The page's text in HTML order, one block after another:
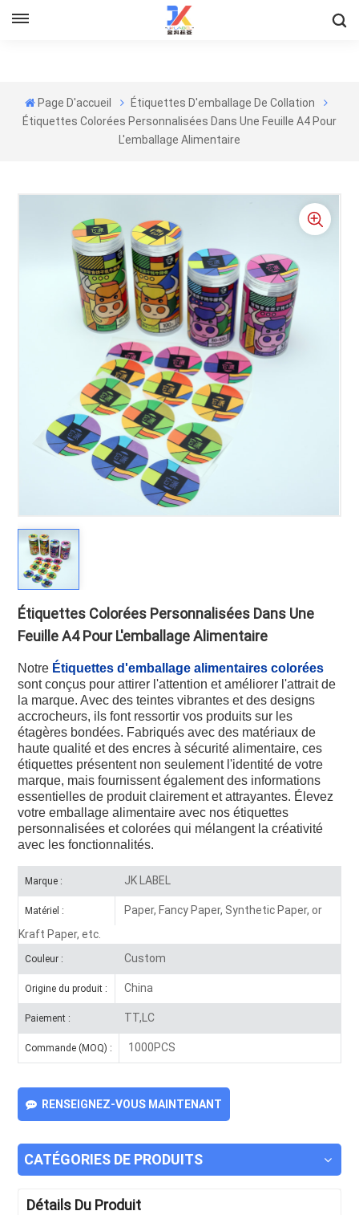
Page D'accueil
Étiquettes D'emballage De Collation
Étiquettes Colorées Personnalisées Dans Une Feuille A4 Pour
L'emballage Alimentaire
Étiquettes Colorées Personnalisées Dans Une
Feuille A4 Pour L'emballage Alimentaire
Notre Étiquettes d'emballage alimentaires colorées
sont conçus pour attirer l'attention et améliorer l'attrait de
la marque. Avec des teintes vibrantes et des designs
accrocheurs, ils font ressortir vos produits sur les
étagères bondées. Fabriqués avec des matériaux de
haute qualité et des encres à sécurité alimentaire, ces
étiquettes présentent non seulement l'identité de votre
marque, mais fournissent également des informations
essentielles de produit clairement et attrayantes. Élevez
votre emballage alimentaire avec nos étiquettes
personnalisées et colorées qui mélangent la créativité
avec les fonctionnalités.
Marque : JK LABEL
Matériel :
Paper, Fancy Paper, Synthetic Paper, or
Kraft Paper, etc.
Couleur : Custom
Origine du produit : China
Paiement : TT,LC
Commande (MOQ) : 1000PCS
RENSEIGNEZ-VOUS MAINTENANT
CATÉGORIES DE PRODUITS
Détails Du Produit